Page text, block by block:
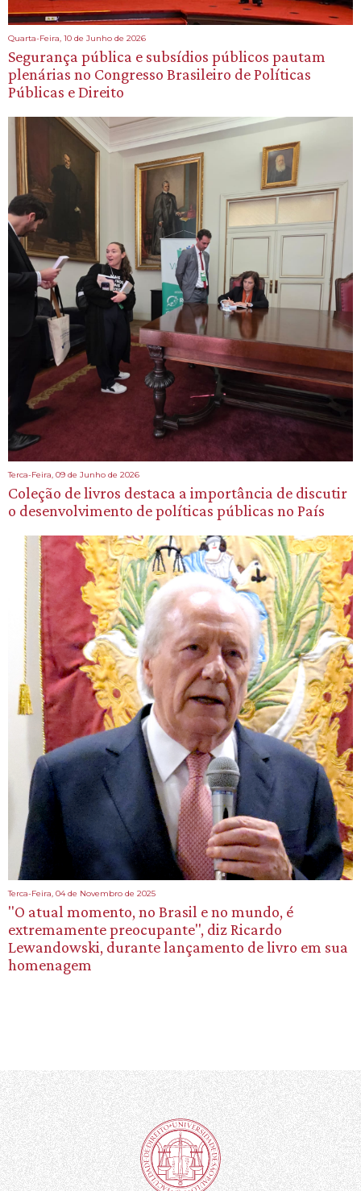
Quarta-Feira, 10 de Junho de 2026
Segurança pública e subsídios públicos pautam
plenárias no Congresso Brasileiro de Políticas
Públicas e Direito
Terca-Feira, 09 de Junho de 2026
Coleção de livros destaca a importância de discutir
o desenvolvimento de políticas públicas no País
Terca-Feira, 04 de Novembro de 2025
"O atual momento, no Brasil e no mundo, é
extremamente preocupante", diz Ricardo
Lewandowski, durante lançamento de livro em sua
homenagem